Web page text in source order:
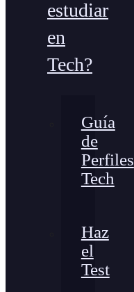
estudiar
en
Tech?
Guía
de
Perfiles
Tech
Haz
el
Test